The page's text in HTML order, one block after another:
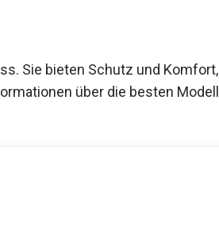
Sie bieten Schutz und Komfort,
Informationen über die besten